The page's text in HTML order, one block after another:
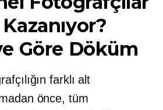
Göre Döküm
farklı alt
önce, tüm